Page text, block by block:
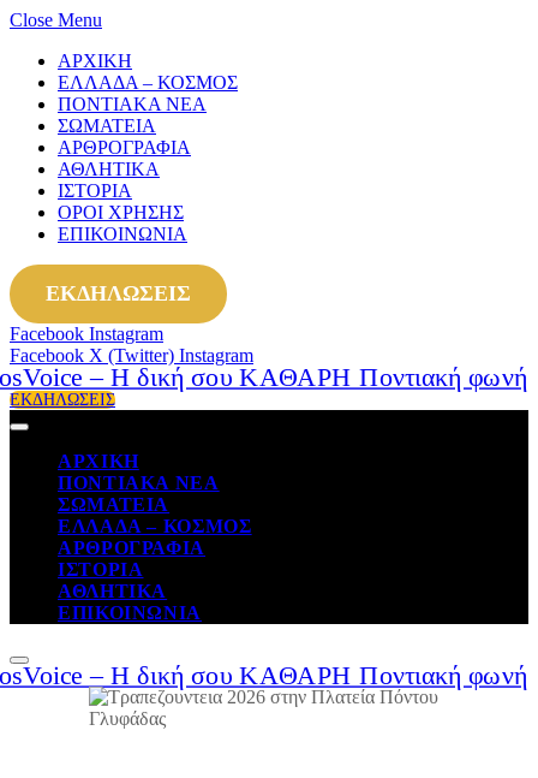
Close Menu
ΑΡΧΙΚΗ
ΕΛΛΑΔΑ – ΚΟΣΜΟΣ
ΠΟΝΤΙΑΚΑ ΝΕΑ
ΣΩΜΑΤΕΙΑ
ΑΡΘΡΟΓΡΑΦΙΑ
ΑΘΛΗΤΙΚΑ
ΙΣΤΟΡΙΑ
ΟΡΟΙ ΧΡΗΣΗΣ
ΕΠΙΚΟΙΝΩΝΙΑ
ΕΚΔΗΛΩΣΕΙΣ
Facebook Instagram
Facebook X (Twitter) Instagram
ΕΚΔΗΛΩΣΕΙΣ
ΑΡΧΙΚΗ
ΠΟΝΤΙΑΚΑ ΝΕΑ
ΣΩΜΑΤΕΙΑ
ΕΛΛΑΔΑ – ΚΟΣΜΟΣ
ΑΡΘΡΟΓΡΑΦΙΑ
ΙΣΤΟΡΙΑ
ΑΘΛΗΤΙΚΑ
ΕΠΙΚΟΙΝΩΝΙΑ